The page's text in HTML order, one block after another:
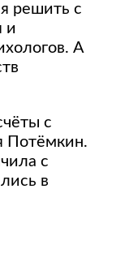
решить с
и
А
с
Потёмкин.
с
в